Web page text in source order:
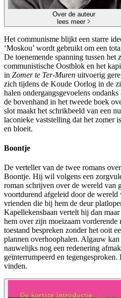
Over de auteur
lees meer
Het communisme blijkt een starre
‘Moskou’ wordt gebruikt om een
De toenemende spanning tussen het
communistische Oostblok en het
in Zomer te Ter-Muren uitvoerig
zich tijdens de Koude Oorlog in de
halen ondergangsgevoelens
de bovenhand in het tweede boek
slot maakt het schrikbeeld van een
laconieke vaststelling dat het zomer
en bloeit.
Boontje
De verteller van de twee romans
Boontje. Hij wil volgens een
roman schrijven over de wereld van
voortdurend afgeleid door de wereld
vrienden die bij hem de deur
Kapellekensbaan vertelt hij dan
hem over zijn moeizaam vorderende
toestand bespreken zonder het ooit
plannen overhoophalen. Algauw
nauwelijks nog een redenering
geïnterrumpeerd en
vinden.